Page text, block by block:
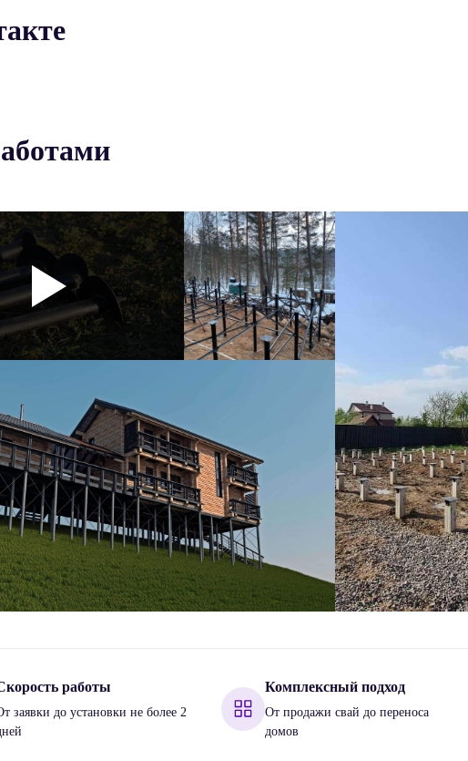
работы
заявки до установки не более 2
Комплексный подход
От продажи свай до переноса
домов